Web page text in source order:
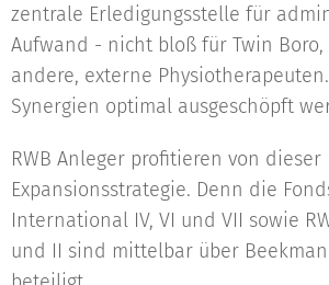
zentrale Erledigungsstelle für
Aufwand - nicht bloß für Twin
andere, externe
Synergien optimal ausgeschöpft
RWB Anleger profitieren von dieser
Expansionsstrategie. Denn die
International IV, VI und VII sowie
und II sind mittelbar über